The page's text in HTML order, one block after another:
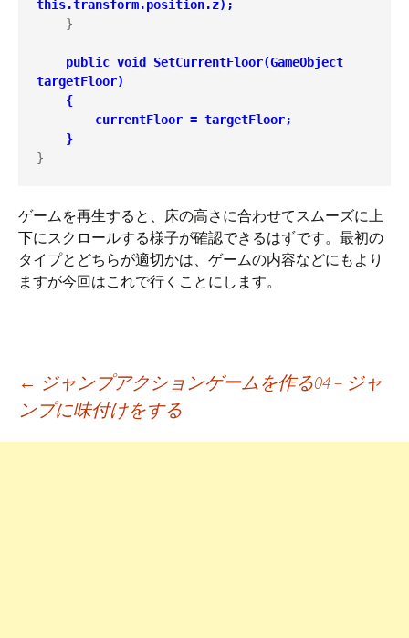
this.transform.position.z);
public void SetCurrentFloor(GameObject
targetFloor)
    }
}
ゲームを再生すると、床の高さに合わせてスムーズに上
下にスクロールする様子が確認できるはずです。最初の
タイプとどちらが適切かは、ゲームの内容などにもより
ますが今回はこれで行くことにします。
投稿ナビゲーション
← ジャンプアクションゲームを作る04 – ジャ
ンプに味付けをする